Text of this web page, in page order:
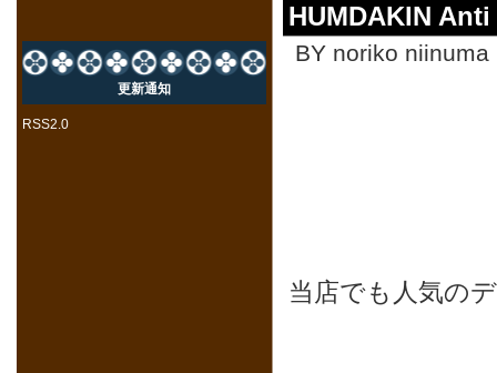
HUMDAKIN
BY noriko
当店でも人気の
更新通知
RSS2.0